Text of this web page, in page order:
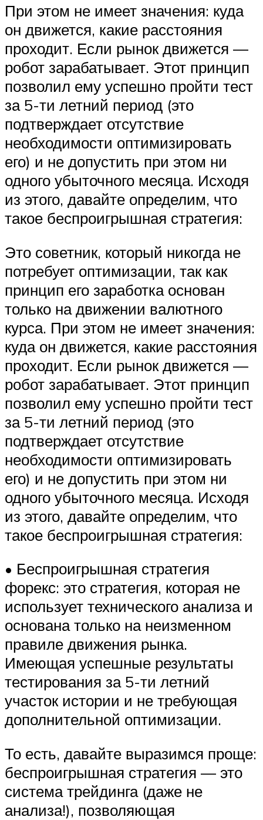
При этом не имеет значения: куда
он движется, какие расстояния
проходит. Если рынок движется —
робот зарабатывает. Этот принцип
позволил ему успешно пройти тест
за 5-ти летний период (это
подтверждает отсутствие
необходимости оптимизировать
его) и не допустить при этом ни
одного убыточного месяца. Исходя
из этого, давайте определим, что
такое беспроигрышная стратегия:
Это советник, который никогда не
потребует оптимизации, так как
принцип его заработка основан
только на движении валютного
курса. При этом не имеет значения:
куда он движется, какие расстояния
проходит. Если рынок движется —
робот зарабатывает. Этот принцип
позволил ему успешно пройти тест
за 5-ти летний период (это
подтверждает отсутствие
необходимости оптимизировать
его) и не допустить при этом ни
одного убыточного месяца. Исходя
из этого, давайте определим, что
такое беспроигрышная стратегия:
• Беспроигрышная стратегия
форекс: это стратегия, которая не
использует технического анализа и
основана только на неизменном
правиле движения рынка.
Имеющая успешные результаты
тестирования за 5-ти летний
участок истории и не требующая
дополнительной оптимизации.
То есть, давайте выразимся проще:
беспроигрышная стратегия — это
система трейдинга (даже не
анализа!), позволяющая